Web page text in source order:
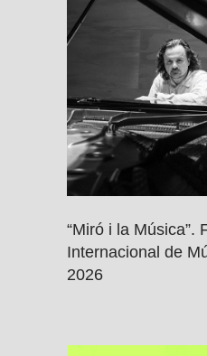
“Miró i la Música”.
Internacional de
2026